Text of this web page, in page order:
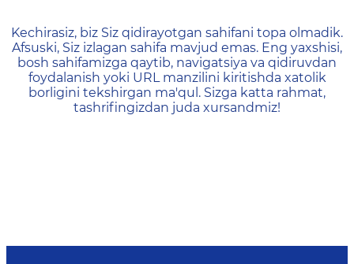
404 — Страница не
Kechirasiz, biz Siz qidirayotgan sahifani topa olmadik.
Afsuski, Siz izlagan sahifa mavjud emas. Eng yaxshisi,
bosh sahifamizga qaytib, navigatsiya va qidiruvdan
foydalanish yoki URL manzilini kiritishda xatolik
borligini tekshirgan ma'qul. Sizga katta rahmat,
tashrifingizdan juda xursandmiz!